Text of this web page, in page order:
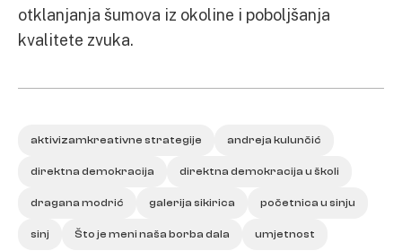
otklanjanja šumova iz okoline i poboljšanja
kvalitete zvuka.
aktivizamkreativne strategije andreja kulunčić
direktna demokracija direktna demokracija u školi
dragana modrić galerija sikirica početnica u sinju
sinj Što je meni naša borba dala umjetnost